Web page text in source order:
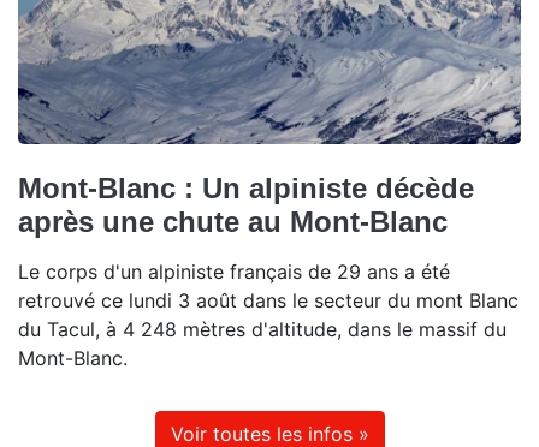
Mont-Blanc : Un alpiniste décède
après une chute au Mont-Blanc
Le corps d'un alpiniste français de 29 ans a été
retrouvé ce lundi 3 août dans le secteur du mont Blanc
du Tacul, à 4 248 mètres d'altitude, dans le massif du
Mont-Blanc.
Voir toutes les infos »